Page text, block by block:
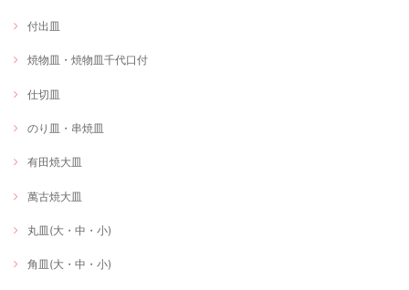
付出皿
焼物皿・焼物皿千代口付
仕切皿
のり皿・串焼皿
有田焼大皿
萬古焼大皿
丸皿(大・中・小)
角皿(大・中・小)